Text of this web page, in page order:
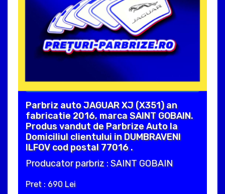
Parbriz auto JAGUAR XJ (X351) an
fabricatie 2016, marca SAINT GOBAIN.
Produs vandut de Parbrize Auto la
Domiciliul clientului in DUMBRAVENI
ILFOV cod postal 77016 .
Producator parbriz : SAINT GOBAIN
Pret : 690 Lei